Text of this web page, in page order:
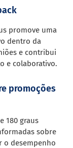
promove uma
dentro da
e contribui
e colaborativo.
promoções
180 graus
sobre
o desempenho